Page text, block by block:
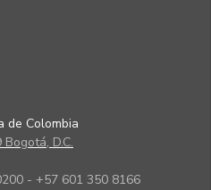
de Colombia
D.C.
- +57 601 350 8166